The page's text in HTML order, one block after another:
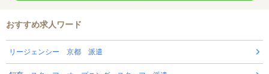
おすすめ求人ワード
リージェンシー 京都 派遣